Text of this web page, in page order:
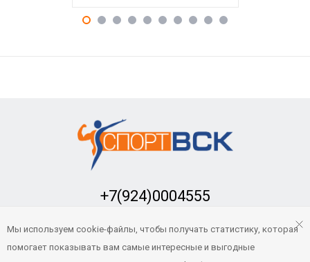
+7(924)0004555
sport-vsk@mail.ru
Мы используем cookie-файлы, чтобы получать статистику, которая
помогает показывать вам самые интересные и выгодные